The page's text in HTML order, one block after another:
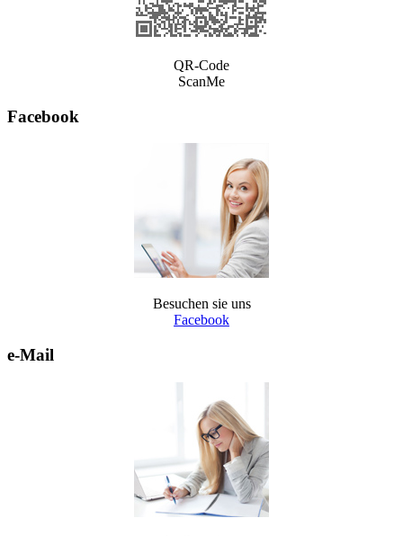
QR-Code
ScanMe
Facebook
Besuchen sie uns
Facebook
e-Mail